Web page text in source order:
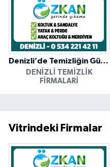
Denizli’de Temizliğin Güvenilir Adresi: Özkan Yerinde Yıkama
DENIZLI TEMIZLIK
FIRMALARI
Vitrindeki Firmalar